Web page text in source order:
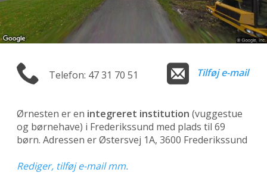
Telefon: 47 31 70 51 Tilføj e-mail
Ørnesten er en integreret institution (vuggestue
og børnehave) i Frederikssund med plads til 69
børn. Adressen er Østersvej 1A, 3600 Frederikssund
Rediger, tilføj e-mail mm.